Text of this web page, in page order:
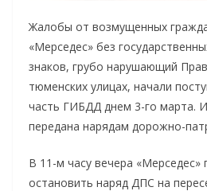
Жалобы от возмущенных
«Мерседес» без
знаков, грубо нарушающий
тюменских улицах, начали
часть ГИБДД днем 3-го марта.
передана нарядам дорожно-
В 11-м часу вечера «Мерседес»
остановить наряд ДПС на